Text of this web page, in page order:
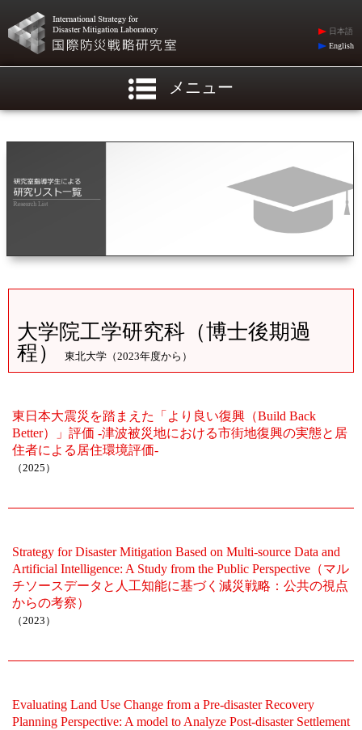
日本語
English
メニュー
大学院工学研究科（博士後期過
程）
東北大学（2023年度から）
東日本大震災を踏まえた「より良い復興（Build Back
Better）」評価 -津波被災地における市街地復興の実態と居
住者による居住環境評価-
（2025）
Strategy for Disaster Mitigation Based on Multi-source Data and
Artificial Intelligence: A Study from the Public Perspective（マル
チソースデータと人工知能に基づく減災戦略：公共の視点
からの考察）
（2023）
Evaluating Land Use Change from a Pre-disaster Recovery
Planning Perspective: A model to Analyze Post-disaster Settlement